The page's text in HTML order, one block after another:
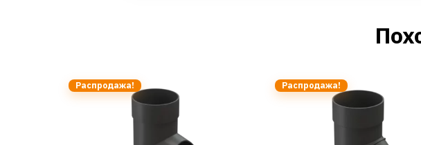
Распродажа! Распродажа!